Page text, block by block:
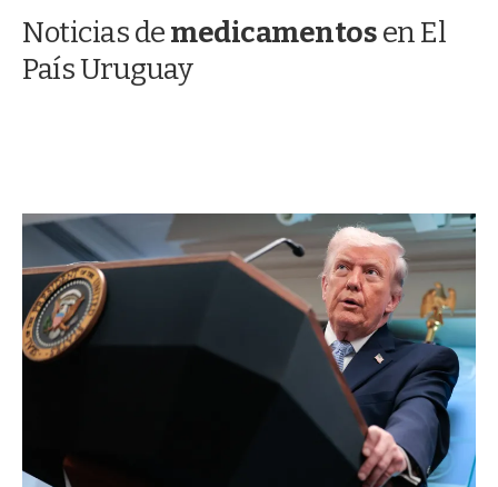
d
a
Noticias demedicamentosen El
País Uruguay